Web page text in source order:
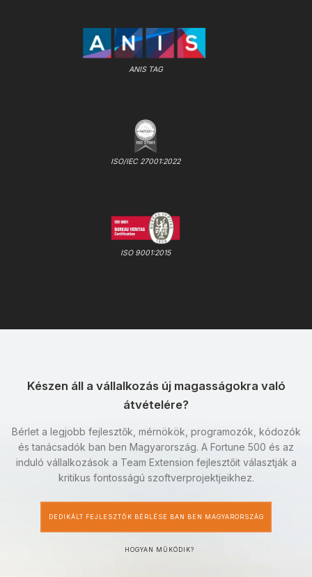
ANIS TAG
ISO/IEC 27001:2022
ISO 9001:2015
Készen áll a vállalkozás új magasságokra való
átvételére?
Bérlet a legjobb fejlesztők, mérnökök, programozók, kódozók
és tanácsadók ban ben Magyarország. A Fortune 500 és az
induló vállalkozások a Team Extension fejlesztőit választják a
kritikus fontosságú szoftverprojektjeikhez.
DEDIKÁLT FEJLESZTŐK BÉRLÉSE BAN BEN MAGYARORSZÁG
HOGYAN MŰKÖDIK?